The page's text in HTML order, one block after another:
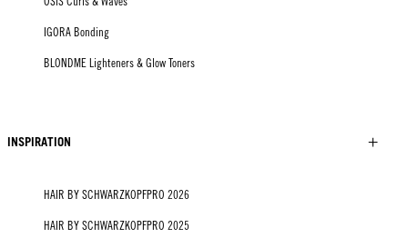
IGORA Bonding
BLONDME Lighteners & Glow Toners
INSPIRATION
HAIR BY SCHWARZKOPFPRO 2026
HAIR BY SCHWARZKOPFPRO 2025